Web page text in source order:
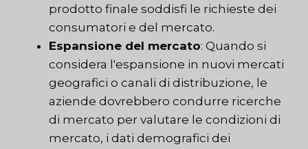
prodotto finale soddisfi le richieste dei
consumatori e del mercato.
Espansione del mercato: Quando si
considera l'espansione in nuovi mercati
geografici o canali di distribuzione, le
aziende dovrebbero condurre ricerche
di mercato per valutare le condizioni di
mercato, i dati demografici dei